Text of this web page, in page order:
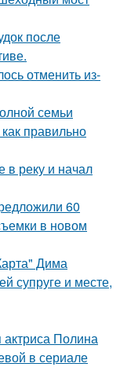
после
отменить из-
семьи
правильно
в реку и начал
60
в новом
Дима
супруге и месте,
актриса Полина
в сериале